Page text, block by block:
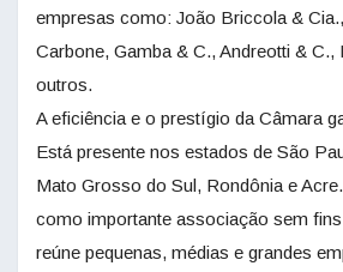
empresas como: João Briccola &
Carbone, Gamba & C., Andreotti &
outros.
A eficiência e o prestígio da Câmara
Está presente nos estados de São
Mato Grosso do Sul, Rondônia e
como importante associação sem
reúne pequenas, médias e grandes